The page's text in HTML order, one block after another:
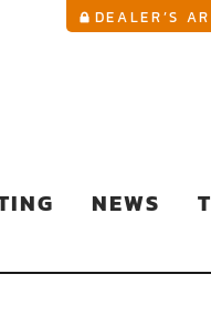
DEALER’S
NEWS